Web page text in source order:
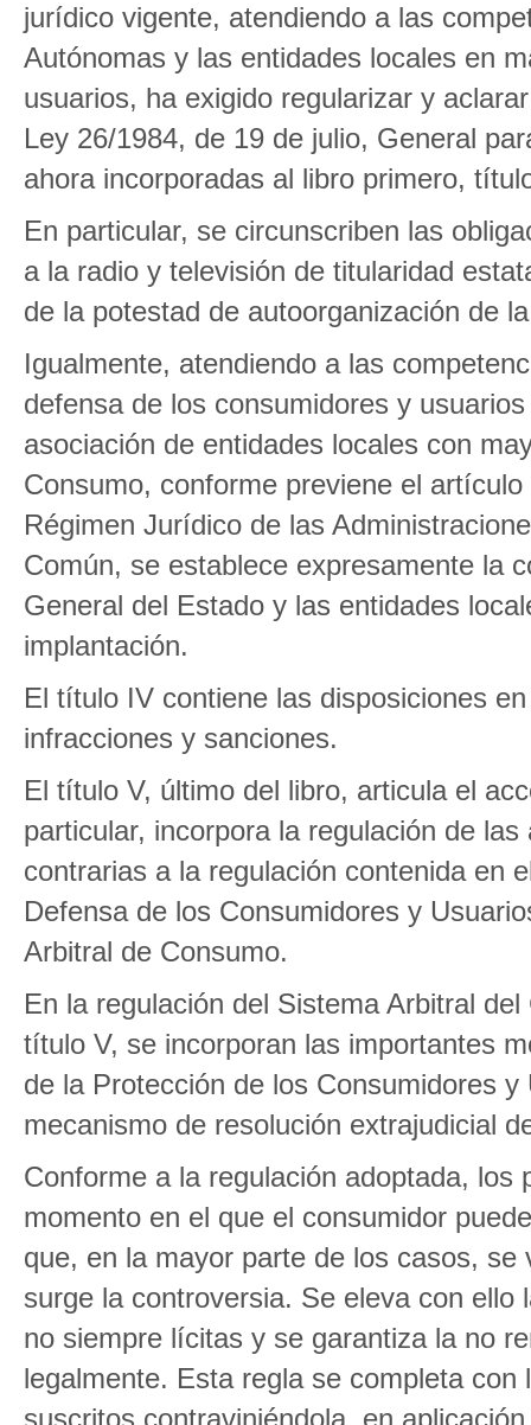
jurídico vigente, atendiendo a las
Autónomas y las entidades locales en
usuarios, ha exigido regularizar y
Ley 26/1984, de 19 de julio, General
ahora incorporadas al libro primero,
En particular, se circunscriben las
a la radio y televisión de titularidad
de la potestad de autoorganización de
Igualmente, atendiendo a las
defensa de los consumidores y
asociación de entidades locales con
Consumo, conforme previene el
Régimen Jurídico de las
Común, se establece expresamente la
General del Estado y las entidades
implantación.
El título IV contiene las disposiciones
infracciones y sanciones.
El título V, último del libro, articula el
particular, incorpora la regulación de
contrarias a la regulación contenida en
Defensa de los Consumidores y
Arbitral de Consumo.
En la regulación del Sistema Arbitral
título V, se incorporan las importantes
de la Protección de los Consumidores
mecanismo de resolución extrajudicial
Conforme a la regulación adoptada,
momento en el que el consumidor
que, en la mayor parte de los casos,
surge la controversia. Se eleva con
no siempre lícitas y se garantiza la no
legalmente. Esta regla se completa
suscritos contraviniéndola, en